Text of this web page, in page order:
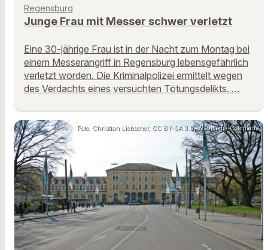
Regensburg
Junge Frau mit Messer schwer verletzt
Eine 30-jährige Frau ist in der Nacht zum Montag bei
einem Messerangriff in Regensburg lebensgefährlich
verletzt worden. Die Kriminalpolizei ermittelt wegen
des Verdachts eines versuchten Tötungsdelikts. …
Foto: Christian Liebscher, CC BY-SA 3.0, Wikimedia Commons